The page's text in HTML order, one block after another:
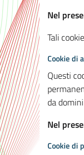
Nel
Tali
Cookie di
Questi
da
Nel
Cookie di